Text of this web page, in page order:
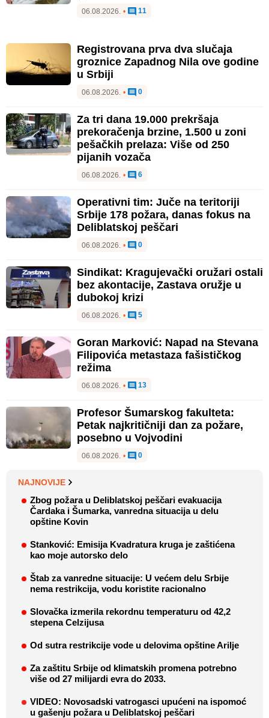
06.08.2026. • 11
Registrovana prva dva slučaja
groznice Zapadnog Nila ove godine
u Srbiji
06.08.2026. • 0
Za tri dana 19.000 prekršaja
prekoračenja brzine, 1.500 u zoni
pešačkih prelaza: Više od 250
pijanih vozača
06.08.2026. • 6
Operativni tim: Juče na teritoriji
Srbije 178 požara, danas fokus na
Deliblatskoj peščari
06.08.2026. • 0
Sindikat: Kragujevački oružari ostali
bez akontacije, Zastava oružje u
dubokoj krizi
06.08.2026. • 5
Goran Marković: Napad na Stevana
Filipovića metastaza fašističkog
režima
06.08.2026. • 13
Profesor Šumarskog fakulteta:
Petak najkritičniji dan za požare,
posebno u Vojvodini
06.08.2026. • 0
NAJNOVIJE
Zbog požara u Deliblatskoj peščari evakuacija
Čardaka i Šumarka, vanredna situacija u delu
opštine Kovin
Stanković: Emisija Kvadratura kruga je zaštićena
kao moje autorsko delo
Štab za vanredne situacije: U većem delu Srbije
nema restrikcija, vodu koristite racionalno
Slovačka izmerila rekordnu temperaturu od 42,2
stepena Celzijusa
Od sutra restrikcije vode u delovima opštine Arilje
Za zaštitu Srbije od klimatskih promena potrebno
više od 27 milijardi evra do 2033.
VIDEO: Novosadski vatrogasci upućeni na ispomoć
u gašenju požara u Deliblatskoj peščari